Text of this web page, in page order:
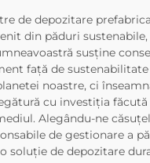
de depozitare
din păduri
susține
față de
noastre, ci
cu investiția
Alegându-ne
de gestionare a
soluție de depozitare